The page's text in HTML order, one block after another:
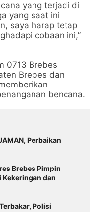
yang terjadi di
yang saat ini
saya harap tetap
cobaan ini,”
0713 Brebes
Brebes dan
bencana.
Perbaikan
Brebes Pimpin
Kekeringan dan
Polisi